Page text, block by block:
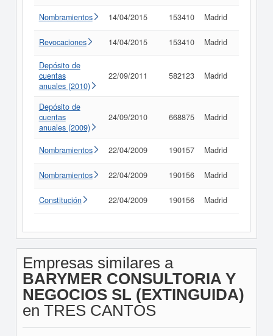
Nombramientos 14/04/2015 153410 Madrid
Revocaciones 14/04/2015 153410 Madrid
Depósito de
cuentas
anuales (2010)
22/09/2011 582123 Madrid
Depósito de
cuentas
anuales (2009)
24/09/2010 668875 Madrid
Nombramientos 22/04/2009 190157 Madrid
Nombramientos 22/04/2009 190156 Madrid
Constitución 22/04/2009 190156 Madrid
Empresas similares a
BARYMER CONSULTORIA Y
NEGOCIOS SL (EXTINGUIDA)
en TRES CANTOS